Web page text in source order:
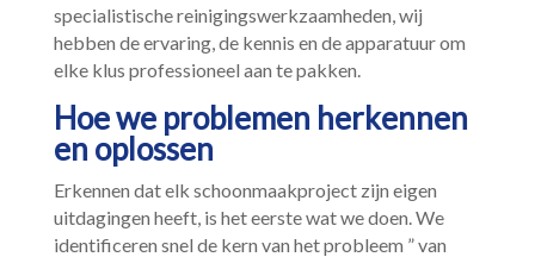
specialistische reinigingswerkzaamheden, wij
hebben de ervaring, de kennis en de apparatuur om
elke klus professioneel aan te pakken.​
Hoe we problemen herkennen
en oplossen
Erkennen dat elk schoonmaakproject zijn eigen
uitdagingen heeft, is het eerste wat we doen.​ We
identificeren snel de kern van het probleem ” van